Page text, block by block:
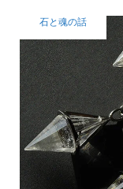
石と魂の話